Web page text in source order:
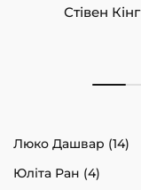
Стівен Кінг
Люко Дашвар (14)
Юліта Ран (4)